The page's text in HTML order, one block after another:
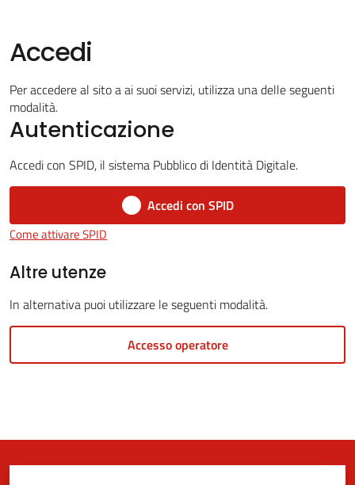
Casalfiumanese
on-
gli
Accedi
Per accedere al sito a ai suoi servizi, utilizza una delle seguenti
modalità.
Autenticazione
Accedi con SPID, il sistema Pubblico di Identità Digitale.
Accedi con SPID
Come attivare SPID
Altre utenze
In alternativa puoi utilizzare le seguenti modalità.
Accesso operatore